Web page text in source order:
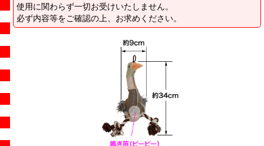
使用に関わらず一切お受けいたしません。
必ず内容等をご確認の上、お求めください。